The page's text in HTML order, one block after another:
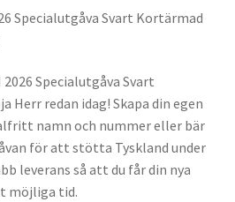
Specialutgåva Svart Kortärmad
Specialutgåva Svart
redan idag! Skapa din egen
namn och nummer eller bär
för att stötta Tyskland under
leverans så att du får din nya
möjliga tid.